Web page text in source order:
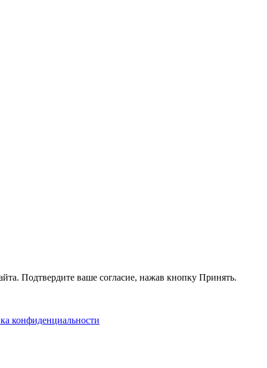
Подтвердите ваше согласие, нажав кнопку Принять.
конфиденциальности